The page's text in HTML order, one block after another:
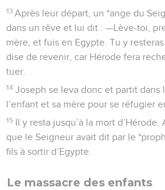
13 Après leur départ, un *ange du
dans un rêve et lui dit : —Lève-toi,
mère, et fuis en Egypte. Tu y
dise de revenir, car Hérode fera
tuer.
14 Joseph se leva donc et partit dans
l’enfant et sa mère pour se réfugier
15 Il y resta jusqu’à la mort d’Hérode.
que le Seigneur avait dit par le
fils à sortir d’Egypte.
Le massacre des enfants